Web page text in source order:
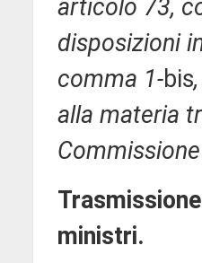
articolo 73,
disposizioni
comma 1-bis
alla materia
ministri.